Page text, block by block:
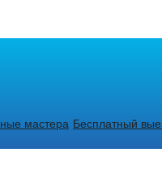
мастера Бесплатный